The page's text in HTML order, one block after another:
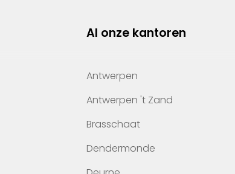
Al onze kantoren
Antwerpen
Antwerpen 't Zand
Brasschaat
Dendermonde